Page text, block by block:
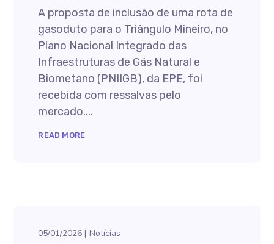
A proposta de inclusão de uma rota de
gasoduto para o Triângulo Mineiro, no
Plano Nacional Integrado das
Infraestruturas de Gás Natural e
Biometano (PNIIGB), da EPE, foi
recebida com ressalvas pelo
mercado....
READ MORE
05/01/2026 Notícias